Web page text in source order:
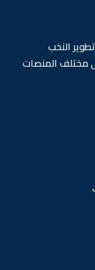
النخب
مختلف المنصات